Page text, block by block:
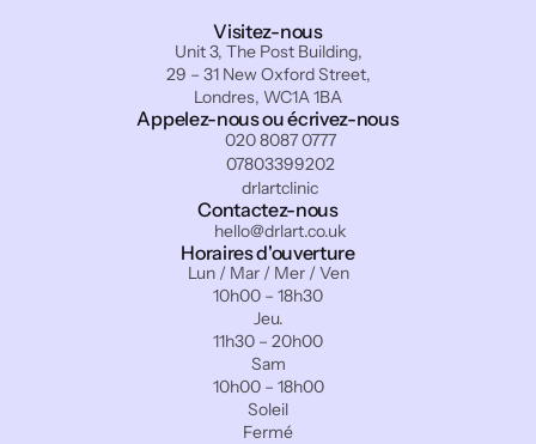
Visitez-nous
Unit 3, The Post Building,
29 – 31 New Oxford Street,
Londres, WC1A 1BA
Appelez-nous ou écrivez-nous
020 8087 0777
07803399202
drlartclinic
Contactez-nous
hello@drlart.co.uk
Horaires d'ouverture
Lun / Mar / Mer / Ven
10h00 – 18h30
Jeu.
11h30 – 20h00
Sam
10h00 – 18h00
Soleil
Fermé